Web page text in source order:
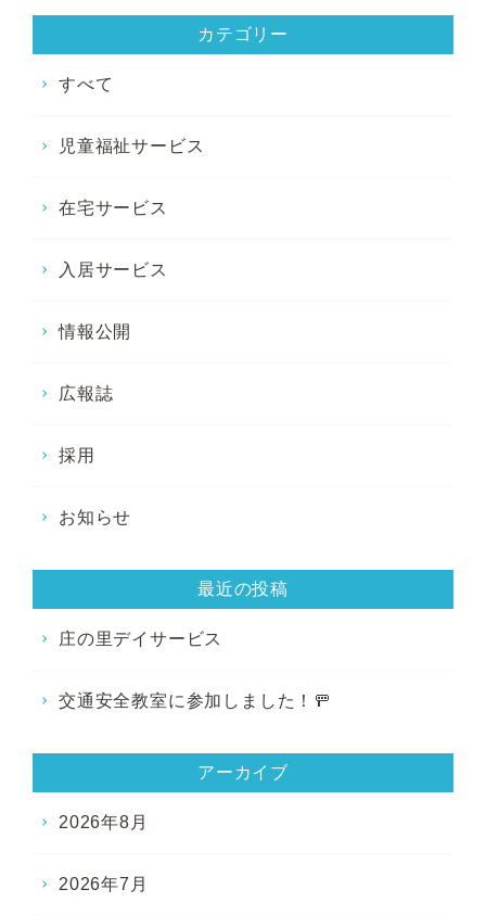
カテゴリー
すべて
児童福祉サービス
在宅サービス
入居サービス
情報公開
広報誌
採用
お知らせ
最近の投稿
庄の里デイサービス
交通安全教室に参加しました！🚥
アーカイブ
2026年8月
2026年7月